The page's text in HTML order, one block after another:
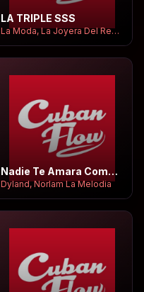
LA TRIPLE SSS
La Moda, La Joyera Del Reparto
Nadie Te Amara Como Yo (Reparto)
Dyland, Norlam La Melodia